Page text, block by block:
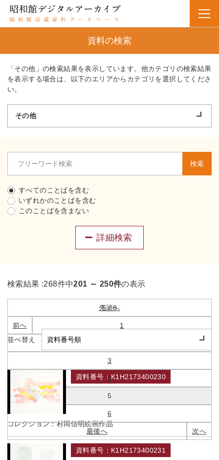
資料の検索
「その他」の検索結果を表示しています。他カテゴリの検索結果
を表示する場合は、以下のエリアからカテゴリを選択してくださ
い。
その他
検索
すべてのことばを含む
いずれかのことばを含む
このことばを含まない
詳細検索
検索結果 :268件中201 ～ 250件の表示
5 / 6
先頭へ
前へ 1
3
4
5
6
次へ
最後へ
並べ替え
資料番号：K1H2173400230
炎と斗った夜
コレクション：村岡信明絵画作品
資料番号：K1H2173400231